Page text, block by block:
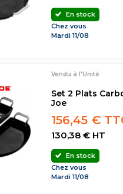
En stock
Chez vous
Mardi 11/08
Vendu à l'Unité
Set 2 Plats
Joe
156,45 €
130,38 € HT
En stock
Chez vous
Mardi 11/08